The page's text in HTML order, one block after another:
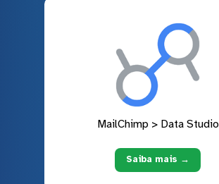
MailChimp > Data Studio
Saiba mais →